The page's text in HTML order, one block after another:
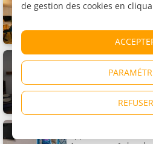
4 personnes, 2
9/
Studio 27m2
Appartement, 27 m²
2 personnes, 1
9.8
de gestion des cookies en
REFUSER